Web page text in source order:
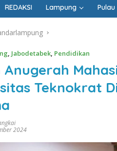
REDAKSI Lampung
, Jabodetabek, Pendidikan
Anugerah
Teknokrat
2024